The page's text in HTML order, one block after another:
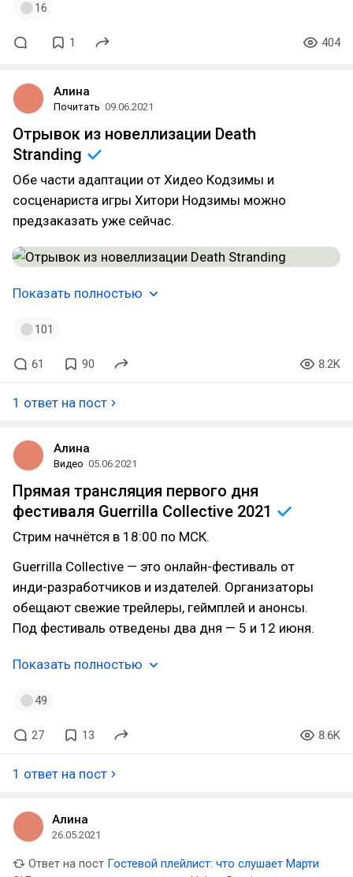
16
1 404
Алина
Почитать 09.06.2021
Отрывок из новеллизации Death
Stranding
Обе части адаптации от Хидео Кодзимы и
сосценариста игры Хитори Нодзимы можно
предзаказать уже сейчас.
Показать полностью
101
61 90 8.2K
1 ответ на пост
Алина
Видео 05.06.2021
Прямая трансляция первого дня
фестиваля Guerrilla Collective 2021
Стрим начнётся в 18:00 по МСК.
Guerrilla Collective — это онлайн-фестиваль от
инди-разработчиков и издателей. Организаторы
обещают свежие трейлеры, геймплей и анонсы.
Под фестиваль отведены два дня — 5 и 12 июня.
Показать полностью
49
27 13 8.6K
1 ответ на пост
Алина
26.05.2021
Ответ на пост Гостевой плейлист: что слушает Марти